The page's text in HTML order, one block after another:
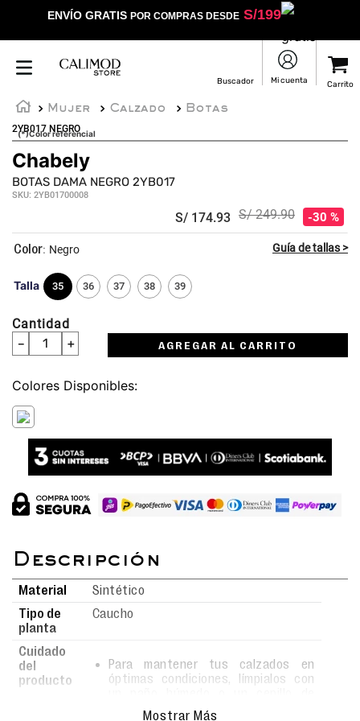
ENVÍO GRATIS POR COMPRAS DESDES/199
Mujer Calzado
Botas
2YB017 NEGRO
(*)Color referencial
Chabely
BOTAS DAMA NEGRO 2YB017
SKU: 2YB01700008
S/ 174.93 S/ 249.90 30 %
Talla 35 36 37 38 39
: Negro
Cantidad
＋
－ AGREGAR AL CARRITO
Colores
Material
Sintético
Tipo de
planta
Caucho
Cuidado
del
producto
Para mantener tus calzados en
óptimas condiciones, límpialos con
cerdas suaves usando agua y jabón.
Mostrar Más